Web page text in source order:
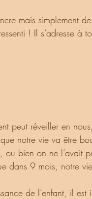
! Il s’adresse à
notre vie va être
ou bien on ne l’avait
dans 9 mois, notre